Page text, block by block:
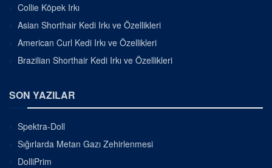
Collie Köpek Irkı
Asian Shorthair Kedi Irkı ve Özellikleri
American Curl Kedi Irkı ve Özellikleri
Brazilian Shorthair Kedi Irkı ve Özellikleri
SON YAZILAR
Spektra-Doll
Sığırlarda Metan Gazı Zehirlenmesi
DolliPrim